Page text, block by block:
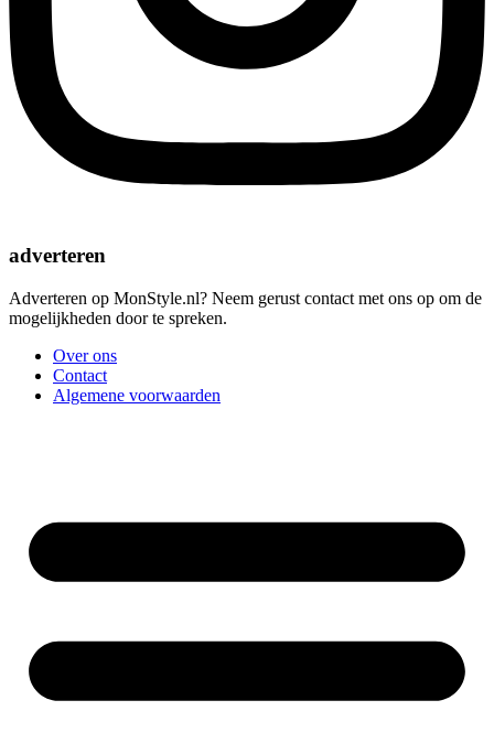
adverteren
Adverteren op MonStyle.nl? Neem gerust contact met ons op om de
mogelijkheden door te spreken.
Over ons
Contact
Algemene voorwaarden